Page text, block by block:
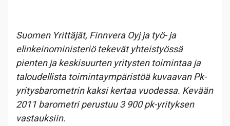
Suomen Yrittäjät, Finnvera Oyj ja työ- ja
elinkeinoministeriö tekevät yhteistyössä
pienten ja keskisuurten yritysten toimintaa ja
taloudellista toimintaympäristöä kuvaavan Pk-
yritysbarometrin kaksi kertaa vuodessa. Kevään
2011 barometri perustuu 3 900 pk-yrityksen
vastauksiin.